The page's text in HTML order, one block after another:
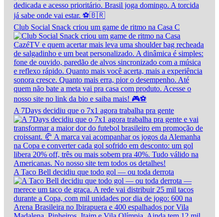
Club Social Snack criou um game de ritmo na Casa C
A 7Days decidiu que o 7x1 agora trabalha pra gente
A Taco Bell decidiu que todo gol — ou toda derrota